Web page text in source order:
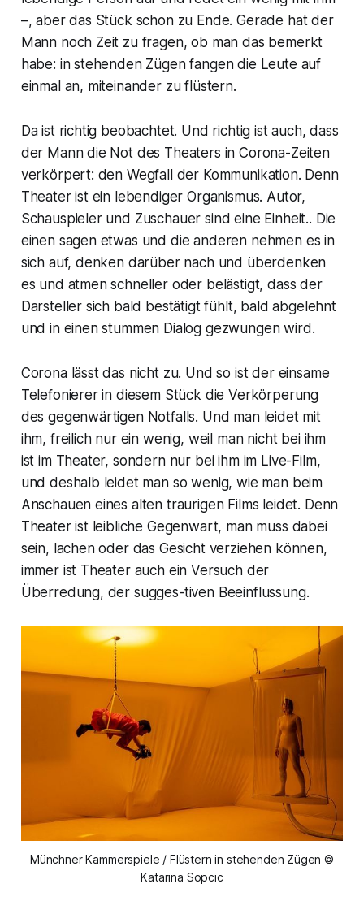
–, aber das Stück schon zu Ende. Gerade hat der
Mann noch Zeit zu fragen, ob man das bemerkt
habe: in stehenden Zügen fangen die Leute auf
einmal an, miteinander zu flüstern.
Da ist richtig beobachtet. Und richtig ist auch, dass
der Mann die Not des Theaters in Corona-Zeiten
verkörpert: den Wegfall der Kommunikation. Denn
Theater ist ein lebendiger Organismus. Autor,
Schauspieler und Zuschauer sind eine Einheit.. Die
einen sagen etwas und die anderen nehmen es in
sich auf, denken darüber nach und überdenken
es und atmen schneller oder belästigt, dass der
Darsteller sich bald bestätigt fühlt, bald abgelehnt
und in einen stummen Dialog gezwungen wird.
Corona lässt das nicht zu. Und so ist der einsame
Telefonierer in diesem Stück die Verkörperung
des gegenwärtigen Notfalls. Und man leidet mit
ihm, freilich nur ein wenig, weil man nicht bei ihm
ist im Theater, sondern nur bei ihm im Live-Film,
und deshalb leidet man so wenig, wie man beim
Anschauen eines alten traurigen Films leidet. Denn
Theater ist leibliche Gegenwart, man muss dabei
sein, lachen oder das Gesicht verziehen können,
immer ist Theater auch ein Versuch der
Überredung, der sugges-tiven Beeinflussung.
Münchner Kammerspiele / Flüstern in stehenden Zügen ©
Katarina Sopcic